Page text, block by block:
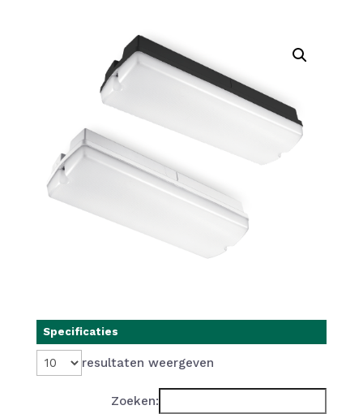
Specificaties
resultaten weergeven
Zoeken: